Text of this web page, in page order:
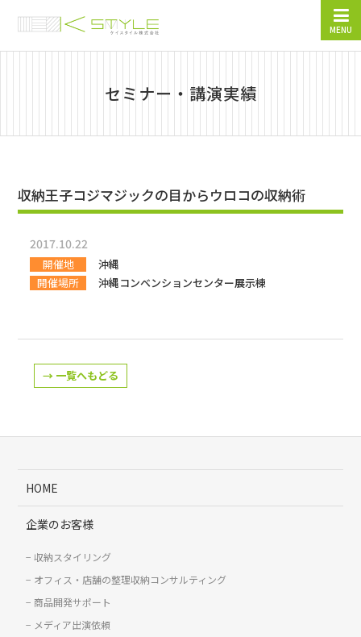
MENU
セミナー・講演実績
収納王子コジマジックの目からウロコの収納術
2017.10.22
開催地
沖縄
開催場所
沖縄コンベンションセンター展示棟
→ 一覧へもどる
HOME
企業のお客様
収納スタイリング
オフィス・店舗の整理収納コンサルティング
商品開発サポート
メディア出演依頼